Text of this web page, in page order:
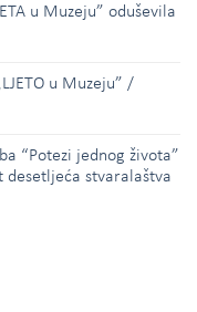
u Muzeju” oduševila
u Muzeju” /
“Potezi jednog života”
desetljeća stvaralaštva